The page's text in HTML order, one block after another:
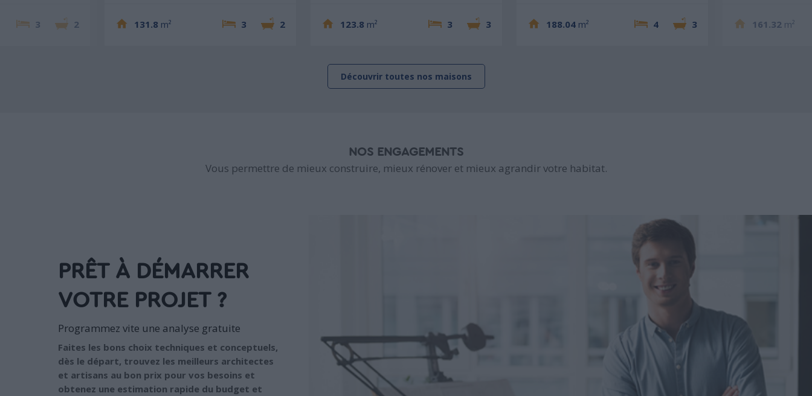
3 2 131.8 m² 3 2 123.8 m² 3 3 188.04 m² 4 3 161.32 m²
Découvrir toutes nos maisons
NOS ENGAGEMENTS
Vous permettre de mieux construire, mieux rénover et mieux agrandir votre habitat.
PRÊT À DÉMARRER
VOTRE PROJET ?
Programmez vite une analyse gratuite
Faites les bons choix techniques et conceptuels,
dès le départ, trouvez les meilleurs architectes
et artisans au bon prix pour vos besoins et
obtenez une estimation rapide du budget et